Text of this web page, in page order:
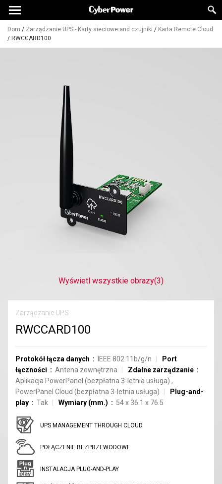
Dom / Zarządzanie UPS - Karty sieciowe and czujniki / Karta Remote Cloud
/ RWCCARD100
Wyświetl wszystkie obrazy(3)
Zarządzanie UPS
RWCCARD100
Protokół łącza danych IEEE 802.11b/g/n
Port
łączności
Antena zewnętrzna
Zdalne zarządzanie
Aplikacja PowerPanel (bezpłatna 3-letnia usługa) ,
PowerPanel Cloud (bezpłatna 3-letnia usługa)
Plug-and-
play
Tak Wymiary (mm.) 54 x 36.1 x 76.5
UPS MANAGEMENT THROUGH CLOUD
POŁĄCZENIE BEZPRZEWODOWE
INSTALACJA PLUG-AND-PLAY